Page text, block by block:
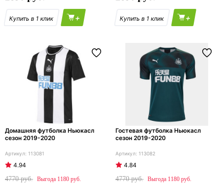
+ +
Домашняя футболка Ньюкасл
сезон 2019-2020
113081
4.94
4770
1180
Гостевая футболка Ньюкасл
сезон 2019-2020
113082
4.84
4770
1180